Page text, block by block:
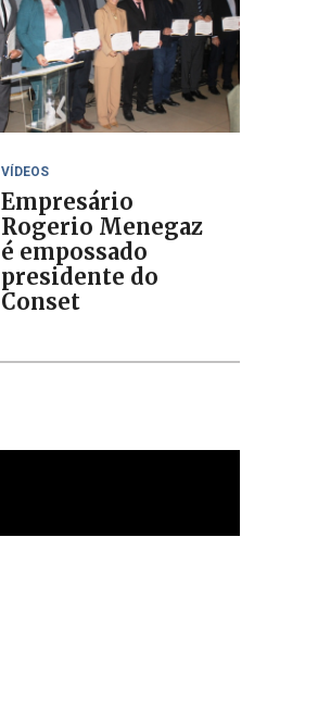
VÍDEOS
Empresário
Rogerio Menegaz
é empossado
presidente do
Conset